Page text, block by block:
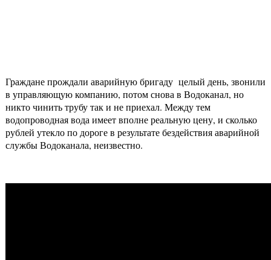
Граждане прождали аварийную бригаду целый день, звонили
в управляющую компанию, потом снова в Водоканал, но
никто чинить трубу так и не приехал. Между тем
водопроводная вода имеет вполне реальную цену, и сколько
рублей утекло по дороге в результате бездействия аварийной
службы Водоканала, неизвестно.